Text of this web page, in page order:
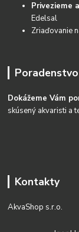
Privezieme
Edelsal
Zriaďovanie
Poradenstvo
Dokážeme Vám
skúsený akvaristi a
Kontakty
AkvaShop s.r.o.